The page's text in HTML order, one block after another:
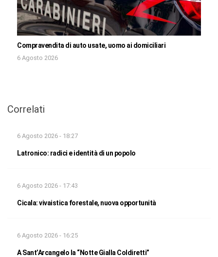
Compravendita di auto usate, uomo ai domiciliari
6 Agosto 2026
Correlati
6 Agosto 2026 - 18:27
Latronico: radici e identità di un popolo
6 Agosto 2026 - 17:43
Cicala: vivaistica forestale, nuova opportunità
6 Agosto 2026 - 16:25
A Sant’Arcangelo la “Notte Gialla Coldiretti”